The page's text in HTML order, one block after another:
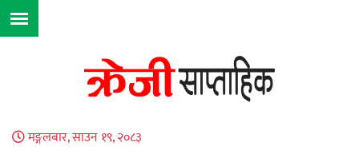
मङ्गलबार, साउन १९, २०८३